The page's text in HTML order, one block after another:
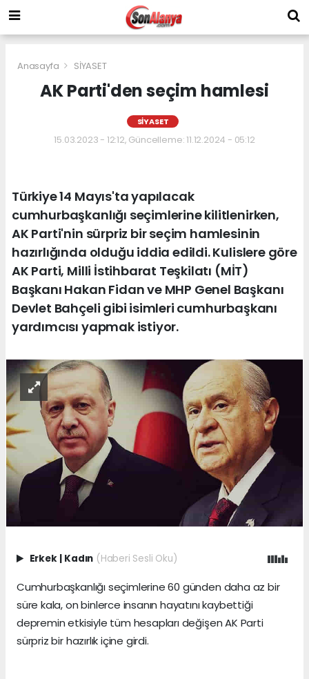
Anasayfa SİYASET
AK Parti'den seçim hamlesi
SİYASET
15.03.2023 - 12:12, Güncelleme: 11.12.2024 - 05:12
Türkiye 14 Mayıs'ta yapılacak
cumhurbaşkanlığı seçimlerine kilitlenirken,
AK Parti'nin sürpriz bir seçim hamlesinin
hazırlığında olduğu iddia edildi. Kulislere göre
AK Parti, Milli İstihbarat Teşkilatı (MİT)
Başkanı Hakan Fidan ve MHP Genel Başkanı
Devlet Bahçeli gibi isimleri cumhurbaşkanı
yardımcısı yapmak istiyor.
Erkek | Kadın (Haberi Sesli Oku)
Cumhurbaşkanlığı seçimlerine 60 günden daha az bir
süre kala, on binlerce insanın hayatını kaybettiği
depremin etkisiyle tüm hesapları değişen AK Parti
sürpriz bir hazırlık içine girdi.